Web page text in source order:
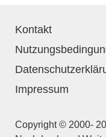
Kontakt
Impressum
Copyright © 2000-